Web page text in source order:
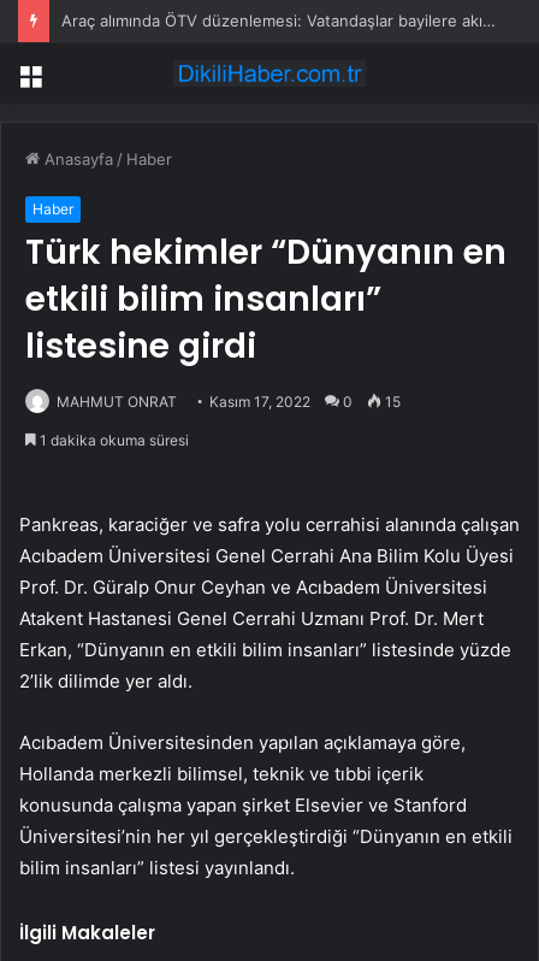
Araç alımında ÖTV düzenlemesi: Vatandaşlar bayilere akın etti
Menü
Anasayfa / Haber
Haber
Türk hekimler “Dünyanın en
etkili bilim insanları”
listesine girdi
MAHMUT ONRAT Kasım 17, 2022 0 15
1 dakika okuma süresi
Pankreas, karaciğer ve safra yolu cerrahisi alanında çalışan
Acıbadem Üniversitesi Genel Cerrahi Ana Bilim Kolu Üyesi
Prof. Dr. Güralp Onur Ceyhan ve Acıbadem Üniversitesi
Atakent Hastanesi Genel Cerrahi Uzmanı Prof. Dr. Mert
Erkan, “Dünyanın en etkili bilim insanları” listesinde yüzde
2’lik dilimde yer aldı.
Acıbadem Üniversitesinden yapılan açıklamaya göre,
Hollanda merkezli bilimsel, teknik ve tıbbi içerik
konusunda çalışma yapan şirket Elsevier ve Stanford
Üniversitesi’nin her yıl gerçekleştirdiği “Dünyanın en etkili
bilim insanları” listesi yayınlandı.
İlgili Makaleler